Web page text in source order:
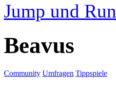
Jump und Run
Beavus
Community Umfragen Tippspiele